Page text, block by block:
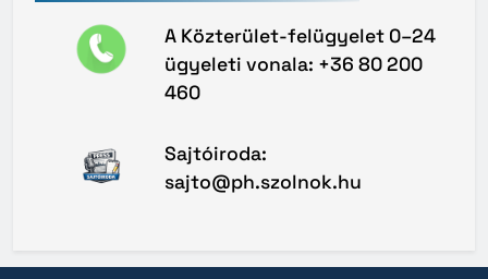
A Közterület-felügyelet 0–24
ügyeleti vonala: +36 80 200
460
Sajtóiroda:
sajto@ph.szolnok.hu